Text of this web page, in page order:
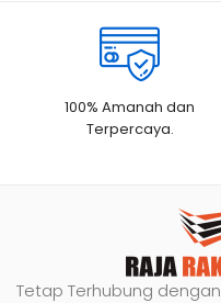
100% Amanah dan
Terpercaya.
Tetap Terhubung dengan